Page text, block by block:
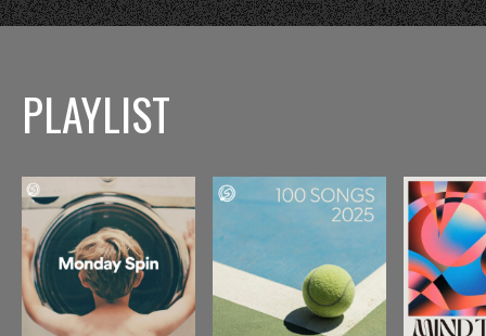
PLAYLIST